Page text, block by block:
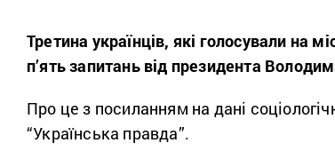
Третина українців, які голосували на
п’ять запитань від президента
Про це з посиланням на дані
“Українська правда”.